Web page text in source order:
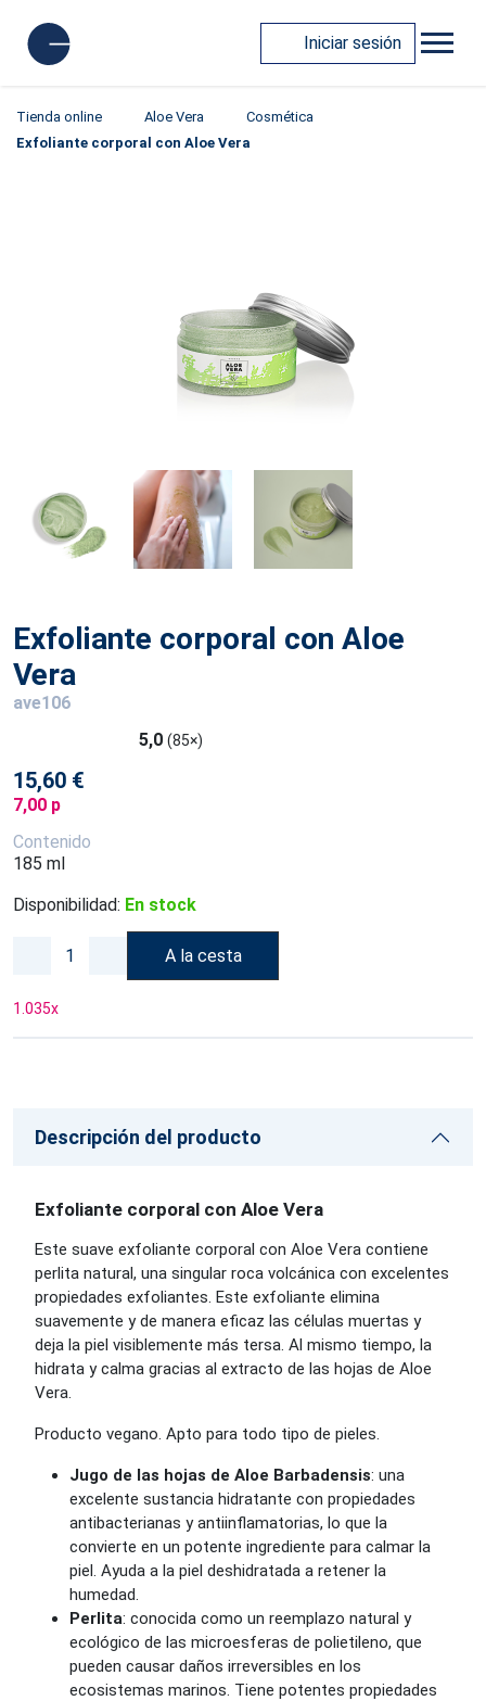
Iniciar sesión
Tienda online Aloe Vera
Cosmética
Exfoliante corporal con Aloe Vera
Exfoliante corporal con Aloe
Vera
ave106
5,0 (85×)
15,60 €
7,00 p
Contenido
185 ml
Disponibilidad: En stock
A la cesta
1.035x
Descripción del producto
Exfoliante corporal con Aloe Vera
Este suave exfoliante corporal con Aloe Vera contiene
perlita natural, una singular roca volcánica con excelentes
propiedades exfoliantes. Este exfoliante elimina
suavemente y de manera eficaz las células muertas y
deja la piel visiblemente más tersa. Al mismo tiempo, la
hidrata y calma gracias al extracto de las hojas de Aloe
Vera.
Producto vegano. Apto para todo tipo de pieles.
Jugo de las hojas de Aloe Barbadensis: una
excelente sustancia hidratante con propiedades
antibacterianas y antiinflamatorias, lo que la
convierte en un potente ingrediente para calmar la
piel. Ayuda a la piel deshidratada a retener la
humedad.
Perlita: conocida como un reemplazo natural y
ecológico de las microesferas de polietileno, que
pueden causar daños irreversibles en los
ecosistemas marinos. Tiene potentes propiedades